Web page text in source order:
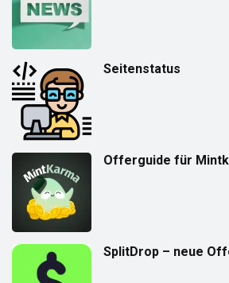
Seitenstatus
Offerguide für
SplitDrop – neue